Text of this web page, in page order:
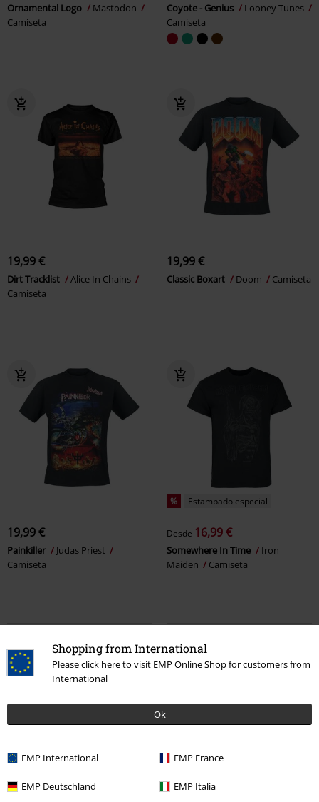
Shopping from International
Please click here to visit EMP Online Shop for customers from
International
Ok
EMP International EMP France
EMP Deutschland EMP Italia
Ornamental Logo
Mastodon
Camiseta
Coyote - Genius
Looney Tunes
Camiseta
19,99 €
Dirt Tracklist
Alice In Chains
Camiseta
19,99 €
Classic Boxart Doom Camiseta
19,99 €
Painkiller
Judas Priest
Camiseta
% Estampado especial
Desde 16,99 €
Somewhere In Time
Iron
Maiden
Camiseta